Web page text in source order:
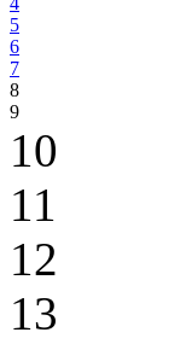
5
6
7
8
9
10
11
12
13